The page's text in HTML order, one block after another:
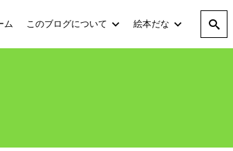
ム このブログについて 絵本だな